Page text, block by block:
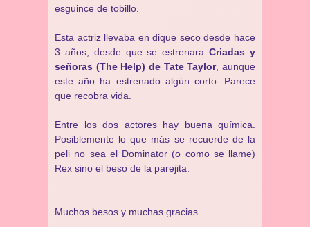
esguince de tobillo.
Esta actriz llevaba en dique seco desde hace
3 años, desde que se estrenaraCriadas y
señoras (The Help) de Tate Taylor, aunque
este año ha estrenado algún corto. Parece
que recobra vida.
Entre los dos actores hay buena química.
Posiblemente lo que más se recuerde de la
peli no sea el Dominator (o como se llame)
Rex sino el beso de la parejita.
Muchos besos y muchas gracias.